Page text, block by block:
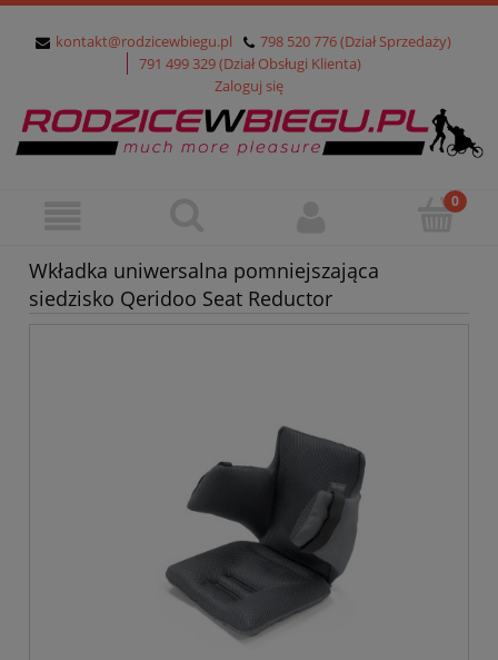
kontakt@rodzicewbiegu.pl
798 520 776 (Dział Sprzedaży)
791 499 329 (Dział Obsługi Klienta)
Zaloguj się
Wkładka uniwersalna pomniejszająca
siedzisko Qeridoo Seat Reductor